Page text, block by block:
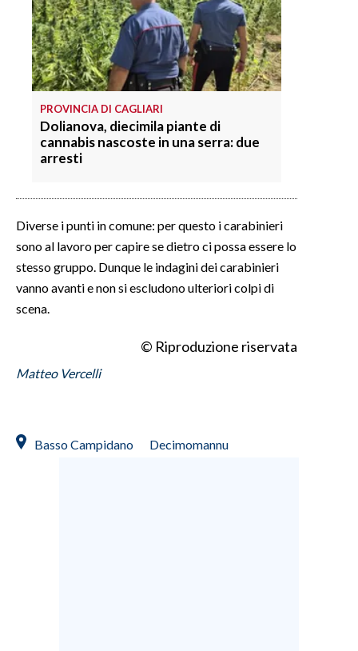
PROVINCIA DI CAGLIARI
Dolianova, diecimila piante di
cannabis nascoste in una serra: due
arresti
Diverse i punti in comune: per questo i carabinieri
sono al lavoro per capire se dietro ci possa essere lo
stesso gruppo. Dunque le indagini dei carabinieri
vanno avanti e non si escludono ulteriori colpi di
scena.
© Riproduzione riservata
Matteo Vercelli
Basso Campidano Decimomannu